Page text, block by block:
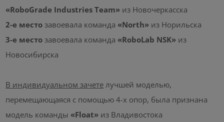
«RoboGrade Industries Team» из Новочеркасска
2-е место завоевала команда «North» из Норильска
3-е место завоевала команда «RoboLab NSK» из
Новосибирска
В индивидуальном зачете лучшей моделью,
перемещающаяся с помощью 4-х опор, была признана
модель команды «Float» из Владивостока